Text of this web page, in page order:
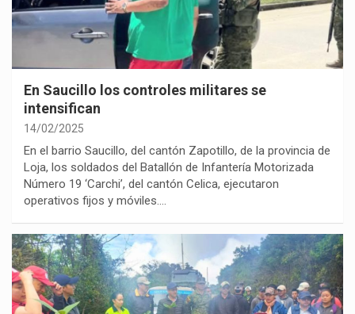
En Saucillo los controles militares se
intensifican
14/02/2025
En el barrio Saucillo, del cantón Zapotillo, de la provincia de
Loja, los soldados del Batallón de Infantería Motorizada
Número 19 ‘Carchi’, del cantón Celica, ejecutaron
operativos fijos y móviles.…